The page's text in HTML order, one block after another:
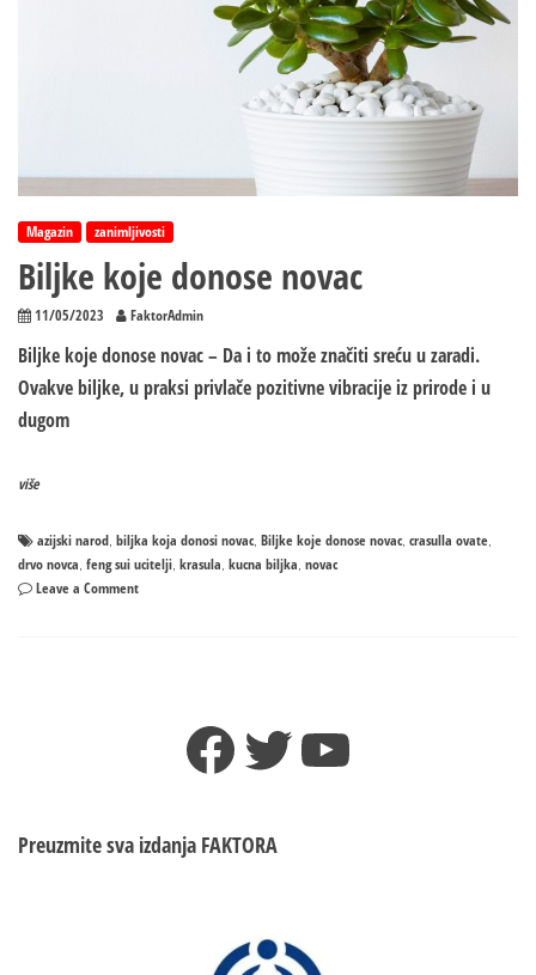
Magazin zanimljivosti
Biljke koje donose novac
11/05/2023 FaktorAdmin
Biljke koje donose novac – Da i to može značiti sreću u zaradi.
Ovakve biljke, u praksi privlače pozitivne vibracije iz prirode i u
dugom
više
azijski narod, biljka koja donosi novac, Biljke koje donose novac, crasulla ovate,
drvo novca, feng sui ucitelji, krasula, kucna biljka, novac
Leave a Commenton
Facebook
TwitterYouTube
Preuzmite sva izdanja FAKTORA